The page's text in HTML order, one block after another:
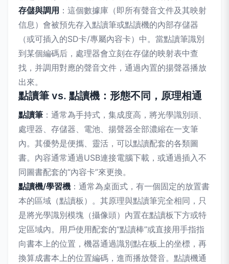
存儲與調用 ：這個數據庫（即所有聲音文件及其映射
信息）會被預先存入點讀筆或點讀機的內部存儲器
（或可插入的SD卡/專屬內容卡）中。當點讀筆識別
到某個編碼后，處理器會立刻在存儲的映射表中查
找，并調用對應的聲音文件，通過內置的揚聲器播放
出來。
點讀筆 vs. 點讀機：形態不同，原理相通
點讀筆 ：通常為手持式，集成度高，將光學識別頭、
處理器、存儲器、電池、揚聲器全部濃縮在一支筆
內。其優勢是便攜、靈活，可以點讀配套的各類圖
書。內容通常通過USB連接電腦下載，或通過插入不
同圖書配套的“內容卡”來更換。
點讀機/學習機 ：通常為桌面式，有一個固定的放置書
本的區域（點讀板）。其原理與點讀筆完全相同，只
是將光學識別模塊（攝像頭）內置在點讀板下方或特
定區域內。用戶使用配套的“點讀棒”或直接用手指指
向書本上的位置，機器通過識別點在板上的坐標，再
換算成書本上的位置編碼，進而播放聲音。點讀機通